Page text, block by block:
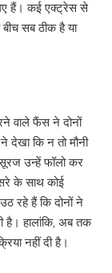
गए हैं। कई एक्ट्रेस से
सब ठीक है या
वाले फैंस ने दोनों
कि न तो मौनी
उन्हें फॉलो कर
के साथ कोई
रहे हैं कि दोनों ने
है। हालांकि, अब तक
नहीं दी है।